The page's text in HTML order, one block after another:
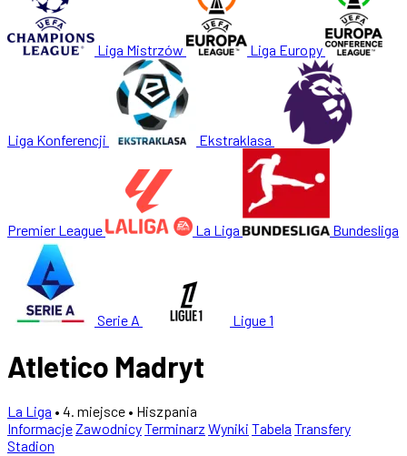
Liga Mistrzów Liga Europy
Liga Konferencji Ekstraklasa
Premier League La Liga Bundesliga
Serie A Ligue 1
Atletico Madryt
La Liga • 4. miejsce • Hiszpania
InformacjeZawodnicyTerminarz Wyniki Tabela Transfery
Stadion